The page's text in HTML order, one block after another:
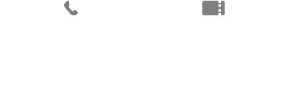
楽団員紹介 / ヴィオラ